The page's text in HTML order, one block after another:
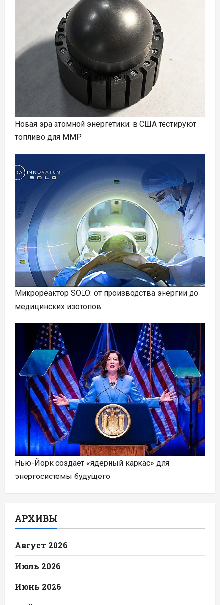
Новая эра атомной энергетики: в США тестируют
топливо для ММР
Микрореактор SOLO: от производства энергии до
медицинских изотопов
Нью-Йорк создает «ядерный каркас» для
энергосистемы будущего
АРХИВЫ
Август 2026
Июль 2026
Июнь 2026